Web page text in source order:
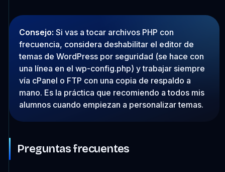
Consejo: Si vas a tocar archivos PHP con
frecuencia, considera deshabilitar el editor de
temas de WordPress por seguridad (se hace con
una línea en el wp-config.php) y trabajar siempre
vía cPanel o FTP con una copia de respaldo a
mano. Es la práctica que recomiendo a todos mis
alumnos cuando empiezan a personalizar temas.
Preguntas frecuentes